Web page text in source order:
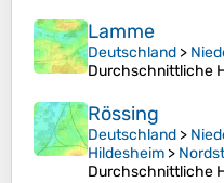
Lamme
Deutschland >
Durchschnittliche
Rössing
Deutschland >
Hildesheim >
Durchschnittliche